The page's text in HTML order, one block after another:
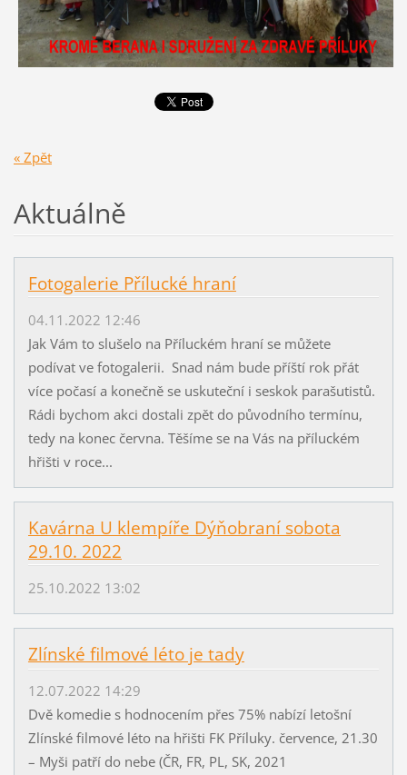
« Zpět
Aktuálně
Fotogalerie Přílucké hraní
04.11.2022 12:46
Jak Vám to slušelo na Příluckém hraní se můžete
podívat ve fotogalerii. Snad nám bude příští rok přát
více počasí a konečně se uskuteční i seskok parašutistů.
Rádi bychom akci dostali zpět do původního termínu,
tedy na konec června. Těšíme se na Vás na příluckém
hřišti v roce...
Kavárna U klempíře Dýňobraní sobota
29.10. 2022
25.10.2022 13:02
Zlínské filmové léto je tady
12.07.2022 14:29
Dvě komedie s hodnocením přes 75% nabízí letošní
Zlínské filmové léto na hřišti FK Příluky. července, 21.30
– Myši patří do nebe (ČR, FR, PL, SK, 2021